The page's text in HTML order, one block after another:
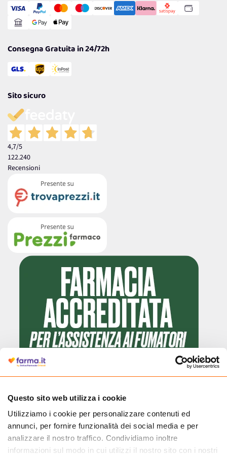
Questo sito web utilizza i cookie
Utilizziamo i cookie per personalizzare contenuti ed
annunci, per fornire funzionalità dei social media e per
analizzare il nostro traffico. Condividiamo inoltre
informazioni sul modo in cui utilizzi il nostro sito con i nostri
Gestisci Cookie
Reso Facile e Veloce
Consegna Gratuita in 24/72h
Sito sicuro
4,7/5
122.240
Recensioni
Cliccando il badge, puoi verificare che Farma.it è un'entità regolarmente
autorizzata dal Ministero della Salute a effettuare la vendita online di
medicinali.